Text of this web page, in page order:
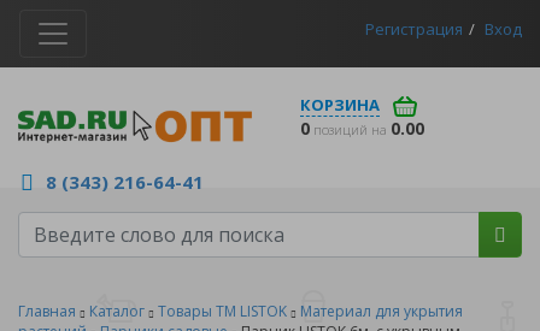
Регистрация Вход
КОРЗИНА
0 позиций на 0.00
8 (343) 216-64-41
Главная Каталог Товары ТМ LISTOK
Материал для укрытия